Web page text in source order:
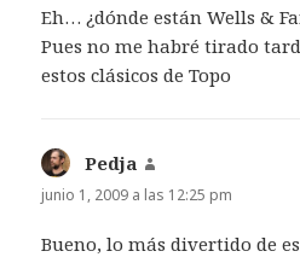
Eh… ¿dónde están Wells &
Pues no me habré tirado
estos clásicos de Topo
Pedja
junio 1, 2009 a las 12:25 pm
Bueno, lo más divertido de